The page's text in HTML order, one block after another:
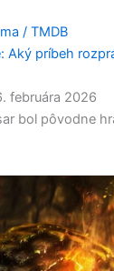
Aký príbeh
februára 2026
bol pôvodne